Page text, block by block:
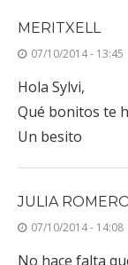
MERITXELL
07/10/2014 - 13:45
Hola Sylvi,
Qué bonitos te
Un besito
JULIA
07/10/2014 - 14:08
No hace falta